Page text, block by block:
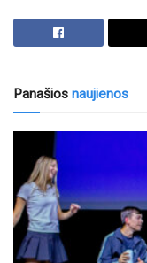
Panašios naujienos